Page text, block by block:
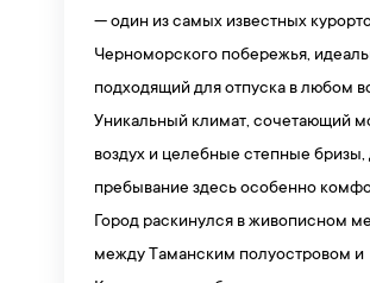
— один из самых известных
Черноморского побережья,
подходящий для отпуска в любом
Уникальный климат, сочетающий
воздух и целебные степные бризы,
пребывание здесь особенно
Город раскинулся в живописном
между Таманским полуостровом и